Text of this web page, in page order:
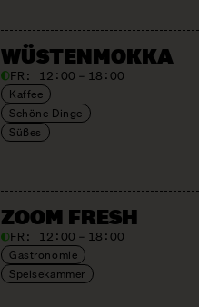
WÜSTEN­MOKKA
FR: 12:00 – 18:00
Kaffee
Schöne Dinge
Süßes
ZOOM FRESH
FR: 12:00 – 18:00
Gastronomie
Speisekammer